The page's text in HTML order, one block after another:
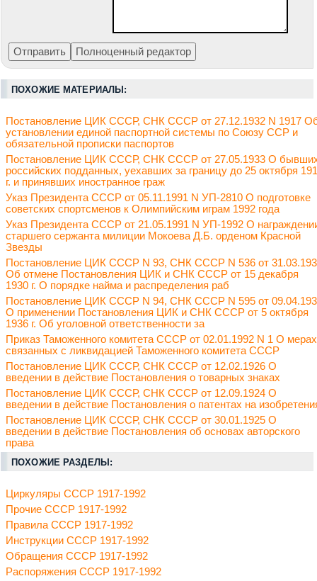
ПОХОЖИЕ МАТЕРИАЛЫ:
Постановление ЦИК СССР, СНК СССР от 27.12.1932 N 1917
установлении единой паспортной системы по Союзу ССР и
обязательной прописки паспортов
Постановление ЦИК СССР, СНК СССР от 27.05.1933 О
российских подданных, уехавших за границу до 25 октября
г. и принявших иностранное граж
Указ Президента СССР от 05.11.1991 N УП-2810 О подготовке
советских спортсменов к Олимпийским играм 1992 года
Указ Президента СССР от 21.05.1991 N УП-1992 О
старшего сержанта милиции Мокоева Д.Б. орденом Красной
Звезды
Постановление ЦИК СССР N 93, СНК СССР N 536 от
Об отмене Постановления ЦИК и СНК СССР от 15 декабря
1930 г. О порядке найма и распределения раб
Постановление ЦИК СССР N 94, СНК СССР N 595 от
О применении Постановления ЦИК и СНК СССР от 5 октября
1936 г. Об уголовной ответственности за
Приказ Таможенного комитета СССР от 02.01.1992 N 1 О
связанных с ликвидацией Таможенного комитета СССР
Постановление ЦИК СССР, СНК СССР от 12.02.1926 О
введении в действие Постановления о товарных знаках
Постановление ЦИК СССР, СНК СССР от 12.09.1924 О
введении в действие Постановления о патентах на
Постановление ЦИК СССР, СНК СССР от 30.01.1925 О
введении в действие Постановления об основах авторского
права
ПОХОЖИЕ РАЗДЕЛЫ:
Циркуляры СССР 1917-1992
Прочие СССР 1917-1992
Правила СССР 1917-1992
Инструкции СССР 1917-1992
Обращения СССР 1917-1992
Распоряжения СССР 1917-1992